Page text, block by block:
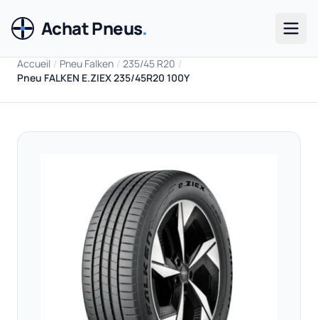
Achat Pneus.
Accueil / Pneu Falken / 235/45 R20 /
Pneu FALKEN E.ZIEX 235/45R20 100Y